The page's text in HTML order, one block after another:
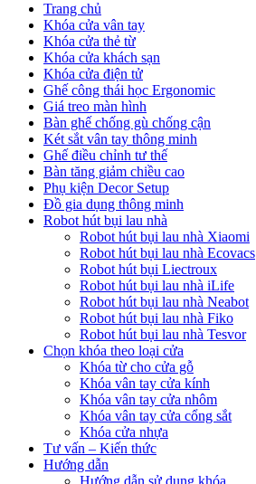
Trang chủ
Khóa cửa vân tay
Khóa cửa thẻ từ
Khóa cửa khách sạn
Khóa cửa điện tử
Ghế công thái học Ergonomic
Giá treo màn hình
Bàn ghế chống gù chống cận
Két sắt vân tay thông minh
Ghế điều chỉnh tư thế
Bàn tăng giảm chiều cao
Phụ kiện Decor Setup
Đồ gia dụng thông minh
Robot hút bụi lau nhà
Robot hút bụi lau nhà Xiaomi
Robot hút bụi lau nhà Ecovacs
Robot hút bụi Liectroux
Robot hút bụi lau nhà iLife
Robot hút bụi lau nhà Neabot
Robot hút bụi lau nhà Fiko
Robot hút bụi lau nhà Tesvor
Chọn khóa theo loại cửa
Khóa từ cho cửa gỗ
Khóa vân tay cửa kính
Khóa vân tay cửa nhôm
Khóa vân tay cửa cổng sắt
Khóa cửa nhựa
Tư vấn – Kiến thức
Hướng dẫn
Hướng dẫn sử dụng khóa